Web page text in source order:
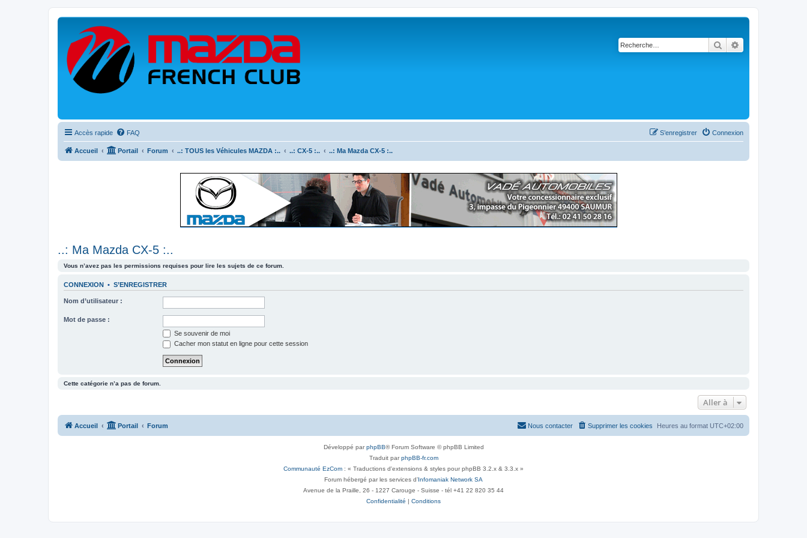
Rechercher
Accès rapide FAQ Connexion
S’enregistrer
Accueil Portail Forum ..: TOUS les Véhicules MAZDA :.. ..: CX-5 :.. ..: Ma Mazda CX-5 :..
..: Ma Mazda CX-5 :..
Vous n’avez pas les permissions requises pour lire les sujets de ce forum.
CONNEXION • S’ENREGISTRER
Nom d’utilisateur :
Mot de passe :
Se souvenir de moi
Cacher mon statut en ligne pour cette session
Cette catégorie n’a pas de forum.
Aller à
Accueil Portail Forum Heures au format UTC+02:00
Supprimer les cookies
Nous contacter
Développé parphpBB® Forum Software © phpBB Limited
Traduit parphpBB-fr.com
Communauté EzCom : « Traductions d'extensions & styles pour phpBB 3.2.x & 3.3.x »
Forum hébergé par les services d’Infomaniak Network SA
Avenue de la Praille, 26 - 1227 Carouge - Suisse - tél +41 22 820 35 44
Confidentialité | Conditions